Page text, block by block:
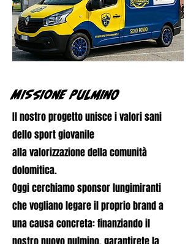
MISSIONE PULMINO
Il nostro progetto unisce i valori sani
dello sport giovanile
alla valorizzazione della comunità
dolomitica.
Oggi cerchiamo sponsor lungimiranti
che vogliano legare il proprio brand a
una causa concreta: finanziando il